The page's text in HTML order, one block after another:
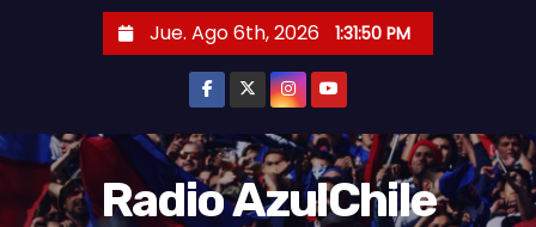
a
Jue. Ago 6th, 2026 1:31:51 PM
Radio AzulChile